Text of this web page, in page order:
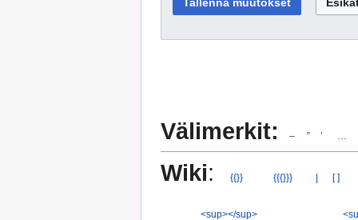
Välimerkit: – ” ’
Wiki: {{}} {{{}}} | [ ]
<sup></sup>